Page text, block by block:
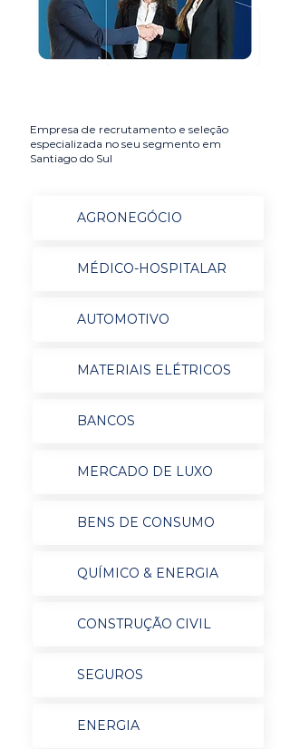
Empresa de recrutamento e seleção
especializada no seu segmento em
Santiago do Sul
AGRONEGÓCIO
MÉDICO-HOSPITALAR
AUTOMOTIVO
MATERIAIS ELÉTRICOS
BANCOS
MERCADO DE LUXO
BENS DE CONSUMO
QUÍMICO & ENERGIA
CONSTRUÇÃO CIVIL
SEGUROS
ENERGIA